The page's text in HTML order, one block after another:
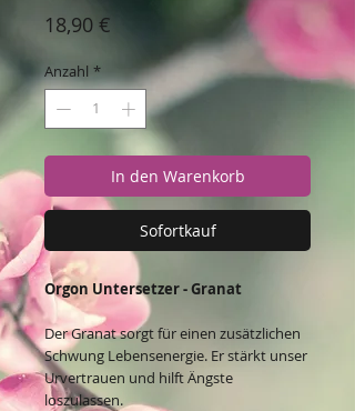
18,90 €
Anzahl *
In den Warenkorb
Sofortkauf
Orgon Untersetzer - Granat
Der Granat sorgt für einen zusätzlichen
Schwung Lebensenergie. Er stärkt unser
Urvertrauen und hilft Ängste
loszulassen.